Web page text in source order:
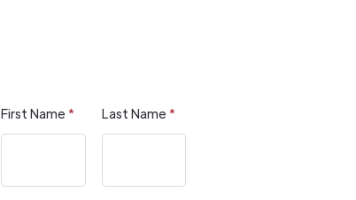
First Name * Last Name *